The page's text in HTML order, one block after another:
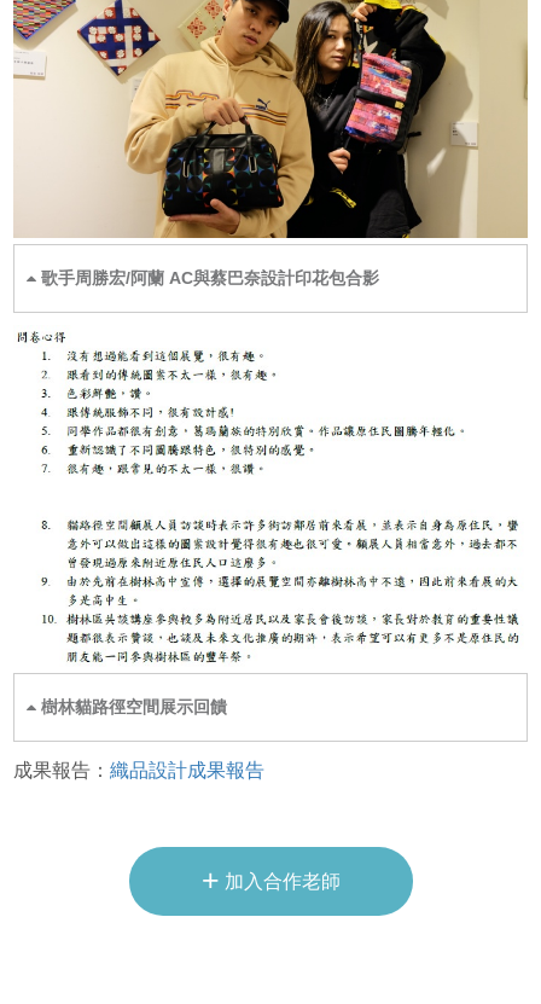
歌手周勝宏/阿蘭 AC與蔡巴奈設計印花包合影
樹林貓路徑空間展示回饋
成果報告：織品設計成果報告
+ 加入合作老師